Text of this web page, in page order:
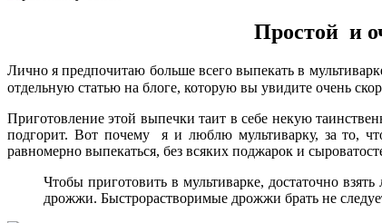
Простой и
Лично я предпочитаю больше всего выпекать в
отдельную статью на блоге, которую вы увидите очень
Приготовление этой выпечки таит в себе некую
подгорит. Вот почему я и люблю мультиварку, за то,
равномерно выпекаться, без всяких поджарок и
Чтобы приготовить в мультиварке, достаточно
дрожжи. Быстрорастворимые дрожжи брать не